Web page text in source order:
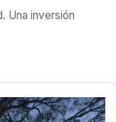
Una inversión